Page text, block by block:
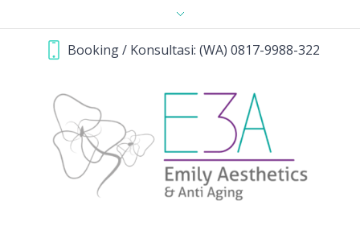
Booking / Konsultasi: (WA) 0817-9988-322